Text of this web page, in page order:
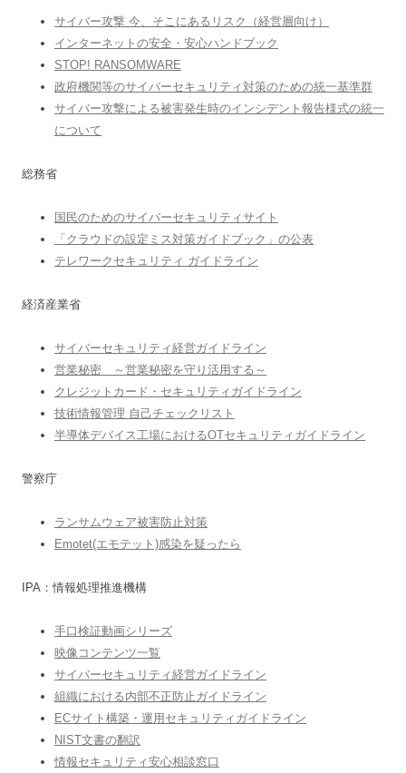
サイバー攻撃 今、そこにあるリスク（経営層向け）
インターネットの安全・安心ハンドブック
STOP! RANSOMWARE
政府機関等のサイバーセキュリティ対策のための統一基準群
サイバー攻撃による被害発生時のインシデント報告様式の統一
について
総務省
国民のためのサイバーセキュリティサイト
「クラウドの設定ミス対策ガイドブック」の公表
テレワークセキュリティ ガイドライン
経済産業省
サイバーセキュリティ経営ガイドライン
営業秘密 ～営業秘密を守り活用する～
クレジットカード・セキュリティガイドライン
技術情報管理 自己チェックリスト
半導体デバイス工場におけるOTセキュリティガイドライン
警察庁
ランサムウェア被害防止対策
Emotet(エモテット)感染を疑ったら
IPA：情報処理推進機構
手口検証動画シリーズ
映像コンテンツ一覧
サイバーセキュリティ経営ガイドライン
組織における内部不正防止ガイドライン
ECサイト構築・運用セキュリティガイドライン
NIST文書の翻訳
情報セキュリティ安心相談窓口